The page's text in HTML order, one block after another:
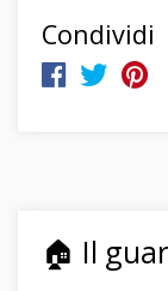
Condividi
🏠 Il